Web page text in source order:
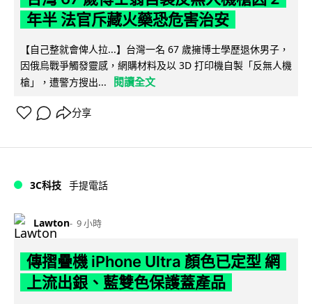
年半 法官斥藏火藥恐危害治安
【自己整就會俾人拉...】台灣一名 67 歲擁博士學歷退休男子，
因俄烏戰爭觸發靈感，網購材料及以 3D 打印機自製「反無人機
槍」，遭警方搜出...
閱讀全文
分享
3C科技 手提電話
Lawton 9 小時
傳摺疊機 iPhone Ultra 顏色已定型 網
上流出銀、藍雙色保護蓋產品